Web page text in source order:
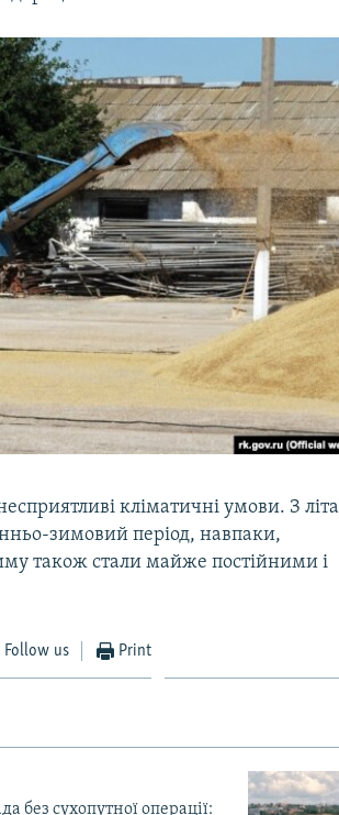
кліматичні умови. З літа
зимовий період, навпаки,
також стали майже постійними і
Follow us Print
без сухопутної операції: